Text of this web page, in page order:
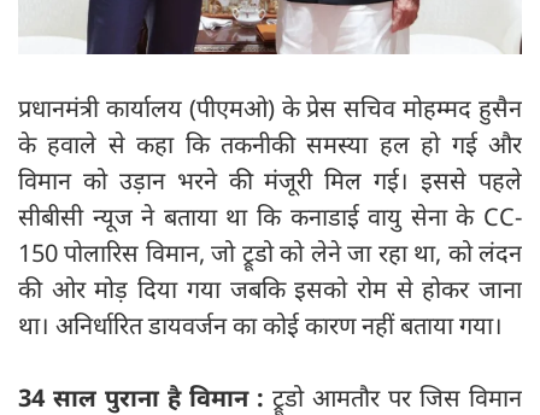
प्रधानमंत्री कार्यालय (पीएमओ) के प्रेस सचिव मोहम्मद हुसैन
के हवाले से कहा कि तकनीकी समस्या हल हो गई और
विमान को उड़ान भरने की मंजूरी मिल गई। इससे पहले
सीबीसी न्यूज ने बताया था कि कनाडाई वायु सेना के CC-
150 पोलारिस विमान, जो ट्रूडो को लेने जा रहा था, को लंदन
की ओर मोड़ दिया गया जबकि इसको रोम से होकर जाना
था। अनिर्धारित डायवर्जन का कोई कारण नहीं बताया गया।
34 साल पुराना है विमान : ट्रूडो आमतौर पर जिस विमान